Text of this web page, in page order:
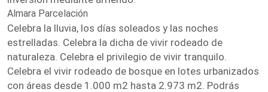
Almara Parcelación
Celebra la lluvia, los días soleados y las noches
estrelladas. Celebra la dicha de vivir rodeado de
naturaleza. Celebra el privilegio de vivir tranquilo.
Celebra el vivir rodeado de bosque en lotes urbanizados
con áreas desde 1.000 m2 hasta 2.973 m2. Podrás